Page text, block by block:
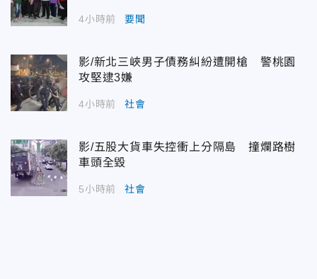
4小時前 要聞
影/新北三峽男子債務糾紛遭開槍 警桃園
攻堅逮3嫌
4小時前 社會
影/五股大貨車失控衝上分隔島 撞爛路樹
車頭全毀
5小時前 社會